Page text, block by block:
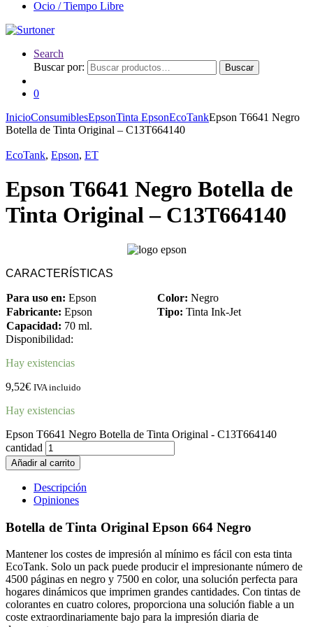
Ocio / Tiempo Libre
Search
Buscar por:
Buscar
0
InicioConsumiblesEpsonTinta EpsonEcoTankEpson T6641 Negro
Botella de Tinta Original – C13T664140
EcoTank, Epson, ET
Epson T6641 Negro Botella de
Tinta Original – C13T664140
CARACTERÍSTICAS
Para uso en: Epson Color: Negro
Fabricante: Epson Tipo: Tinta Ink-Jet
Capacidad: 70 ml.
Disponibilidad:
Hay existencias
9,52€ IVA incluido
Hay existencias
Epson T6641 Negro Botella de Tinta Original - C13T664140
cantidad
Añadir al carrito
Descripción
Opiniones
Botella de Tinta Original Epson 664 Negro
Mantener los costes de impresión al mínimo es fácil con esta tinta
EcoTank. Solo un pack puede producir el impresionante número de
4500 páginas en negro y 7500 en color, una solución perfecta para
hogares dinámicos que imprimen grandes cantidades. Con tintas de
colorantes en cuatro colores, proporciona una solución fiable a un
coste extraordinariamente bajo para la impresión diaria de